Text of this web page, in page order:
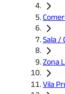
Sala /
Zona
Vila